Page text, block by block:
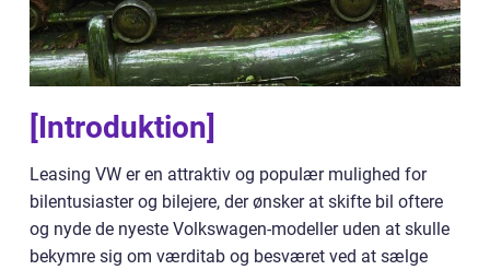
[Introduktion]
Leasing VW er en attraktiv og populær mulighed for
bilentusiaster og bilejere, der ønsker at skifte bil oftere
og nyde de nyeste Volkswagen-modeller uden at skulle
bekymre sig om værditab og besværet ved at sælge